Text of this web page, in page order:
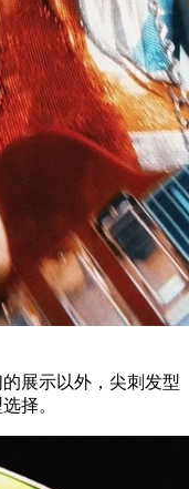
展示以外，尖刺发型
择。